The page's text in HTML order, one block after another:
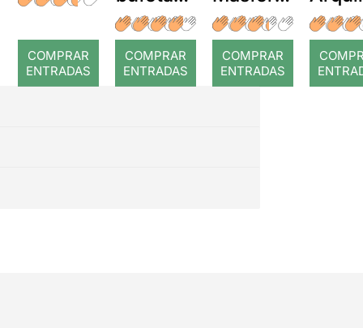
COMPRAR
ENTRADAS
a temps
COMPRAR
ENTRADAS
r: Temps
COMPRAR
ENTRADAS
: